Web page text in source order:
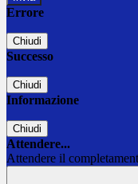
Errore
Chiudi
Successo
Chiudi
Informazione
Chiudi
Attendere...
Attendere il